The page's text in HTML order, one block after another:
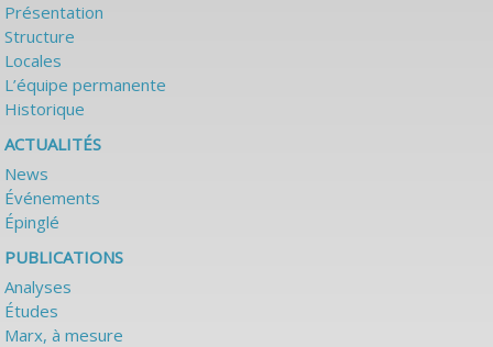
Présentation
Structure
Locales
L’équipe permanente
Historique
ACTUALITÉS
News
Événements
Épinglé
PUBLICATIONS
Analyses
Études
Marx, à mesure